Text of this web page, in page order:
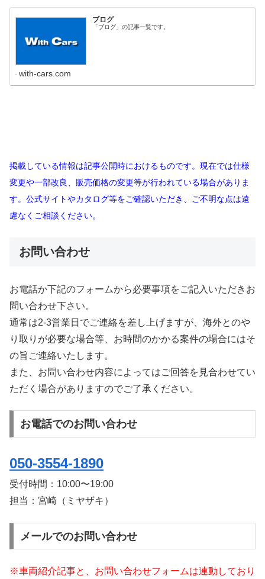
ブログ
「ブログ」の記事一覧です。
with-cars.com
掲載している情報は記事公開時におけるものです。現在では仕様
変更や一部改良、販売価格の変更等が行われている場合がありま
す。公式サイトやカタログ等をご確認いただき、ご不明な点は遠
慮なくご相談ください。
お問い合わせ
お電話か下記のフォームから必要事項をご記入いただきお
問い合わせ下さい。
通常は2-3営業日でご連絡を差し上げますが、海外とのや
り取りが必要な場合等、お時間のかかる案件の場合にはそ
の旨ご連絡いたします。
また、お問い合わせ内容によってはご回答を見合わせてい
ただく場合がありますのでご了承ください。
お電話でのお問い合わせ
050-3554-1890
受付時間： 10:00〜19:00
担当：宮崎（ミヤザキ）
メールでのお問い合わせ
※車両紹介記事と、お問い合わせフォームは連動しており